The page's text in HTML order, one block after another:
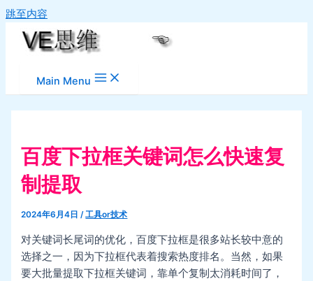
跳至内容
Main Menu
百度下拉框关键词怎么快速复
制提取
2024年6月4日/工具or技术
对关键词长尾词的优化，百度下拉框是很多站长较中意的
选择之一，因为下拉框代表着搜索热度排名。当然，如果
要大批量提取下拉框关键词，靠单个复制太消耗时间了，